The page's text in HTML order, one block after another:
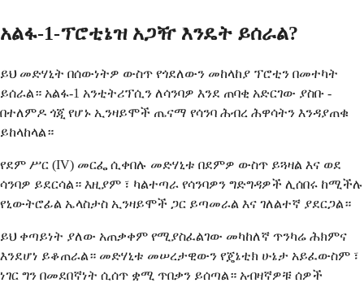
አልፋ-1-ፕሮቲኔዝ አጋዥ እንዴት ይሰራል?
ይህ መድሃኒት በሰውነትዎ ውስጥ የጎደለውን መከላከያ ፕሮቲን በመተካት
ይሰራል። አልፋ-1 አንቲትሪፕሲን ለሳንባዎ እንደ ጠባቂ አድርገው ያስቡ -
በተለምዶ ጎጂ የሆኑ ኢንዛይሞች ጤናማ የሳንባ ሕብረ ሕዋሳትን እንዳያጠቁ
ይከላከላል።
የደም ሥር (IV) መርፌ ሲቀበሉ መድሃኒቱ በደምዎ ውስጥ ይጓዛል እና ወደ
ሳንባዎ ይደርሳል። እዚያም ፣ ካልተጣራ የሳንባዎን ግድግዳዎች ሊሰበሩ ከሚችሉ
የኒውትሮፊል ኤላስታስ ኢንዛይሞች ጋር ይጣመራል እና ገለልተኛ ያደርጋል።
ይህ ቀጣይነት ያለው አጠቃቀም የሚያስፈልገው መካከለኛ ጥንካሬ ሕክምና
እንደሆነ ይቆጠራል። መድሃኒቱ መሠረታዊውን የጄኔቲክ ሁኔታ አይፈውስም ፣
ነገር ግን በመደበኛነት ሲሰጥ ቋሚ ጥበቃን ይሰጣል። አብዛኛዎቹ ሰዎች